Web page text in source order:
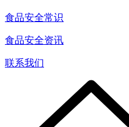
食品安全常识
食品安全资讯
联系我们